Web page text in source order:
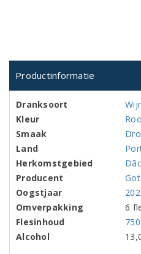
Productinformatie
Dranksoort
Kleur
Smaak
Land
Herkomstgebied
Producent
Oogstjaar
Omverpakking
6
Flesinhoud
Alcohol